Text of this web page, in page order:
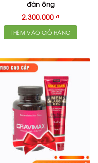
đàn ông
2.300.000 ₫
THÊM VÀO GIỎ HÀNG